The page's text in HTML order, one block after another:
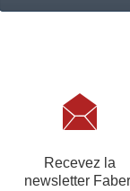
un
Loguez-
Recevez la
newsletter